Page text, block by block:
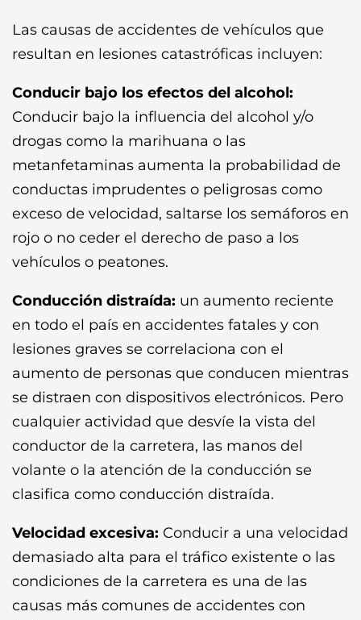
Las causas de accidentes de vehículos que
resultan en lesiones catastróficas incluyen:
Conducir bajo los efectos del alcohol:
Conducir bajo la influencia del alcohol y/o
drogas como la marihuana o las
metanfetaminas aumenta la probabilidad de
conductas imprudentes o peligrosas como
exceso de velocidad, saltarse los semáforos en
rojo o no ceder el derecho de paso a los
vehículos o peatones.
Conducción distraída: un aumento reciente
en todo el país en accidentes fatales y con
lesiones graves se correlaciona con el
aumento de personas que conducen mientras
se distraen con dispositivos electrónicos. Pero
cualquier actividad que desvíe la vista del
conductor de la carretera, las manos del
volante o la atención de la conducción se
clasifica como conducción distraída.
Velocidad excesiva: Conducir a una velocidad
demasiado alta para el tráfico existente o las
condiciones de la carretera es una de las
causas más comunes de accidentes con